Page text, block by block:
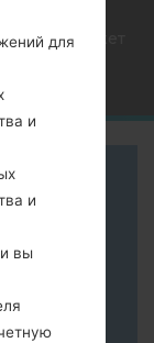
5G может
время
для
и
и
вы